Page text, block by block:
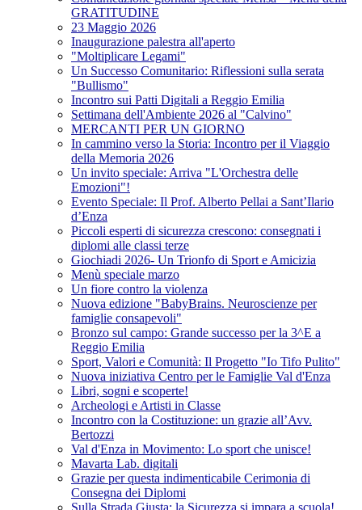
GRATITUDINE
23 Maggio 2026
Inaugurazione palestra all'aperto
"Moltiplicare Legami"
Un Successo Comunitario: Riflessioni sulla serata
"Bullismo"
Incontro sui Patti Digitali a Reggio Emilia
Settimana dell'Ambiente 2026 al "Calvino"
MERCANTI PER UN GIORNO
In cammino verso la Storia: Incontro per il Viaggio
della Memoria 2026
Un invito speciale: Arriva "L'Orchestra delle
Emozioni"!
Evento Speciale: Il Prof. Alberto Pellai a Sant’Ilario
d’Enza
Piccoli esperti di sicurezza crescono: consegnati i
diplomi alle classi terze
Giochiadi 2026- Un Trionfo di Sport e Amicizia
Menù speciale marzo
Un fiore contro la violenza
Nuova edizione "BabyBrains. Neuroscienze per
famiglie consapevoli"
Bronzo sul campo: Grande successo per la 3^E a
Reggio Emilia
Sport, Valori e Comunità: Il Progetto "Io Tifo Pulito"
Nuova iniziativa Centro per le Famiglie Val d'Enza
Libri, sogni e scoperte!
Archeologi e Artisti in Classe
Incontro con la Costituzione: un grazie all’Avv.
Bertozzi
Val d'Enza in Movimento: Lo sport che unisce!
Mavarta Lab. digitali
Grazie per questa indimenticabile Cerimonia di
Consegna dei Diplomi